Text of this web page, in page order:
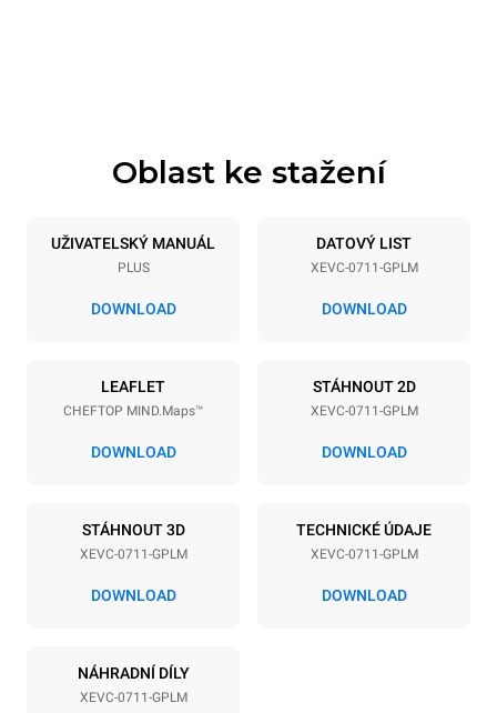
Specifikace plechů
7 GN 1/1
Vzdálenost mezi zásobníky
220-240V 1N~ 1 kW
Typ zástrčky
Schuko | ✓
Spotřeba v kWh
Oblast ke stažení
UŽIVATELSKÝ MANUÁL
PLUS
DOWNLOAD
DATOVÝ LIST
XEVC-0711-GPLM
DOWNLOAD
LEAFLET
CHEFTOP MIND.Maps™
DOWNLOAD
STÁHNOUT 2D
XEVC-0711-GPLM
DOWNLOAD
STÁHNOUT 3D
XEVC-0711-GPLM
DOWNLOAD
TECHNICKÉ ÚDAJE
XEVC-0711-GPLM
DOWNLOAD
NÁHRADNÍ DÍLY
XEVC-0711-GPLM